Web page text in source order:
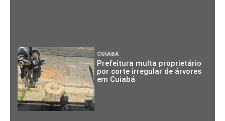
CUIABÁ
Prefeitura multa proprietário
por corte irregular de árvores
em Cuiabá